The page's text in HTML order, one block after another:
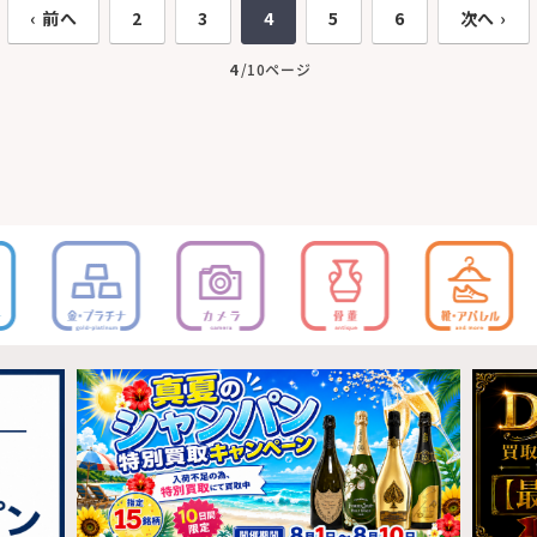
‹ 前へ 2 3 4 5 6 次へ ›
4 /10ページ